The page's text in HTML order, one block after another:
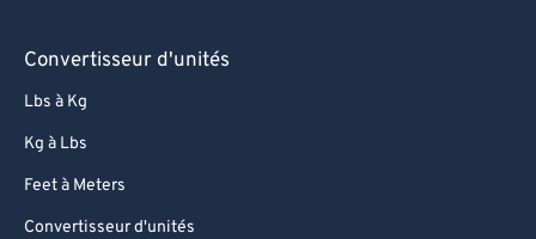
Convertisseur d'unités
Lbs à Kg
Kg à Lbs
Feet à Meters
Convertisseur d'unités